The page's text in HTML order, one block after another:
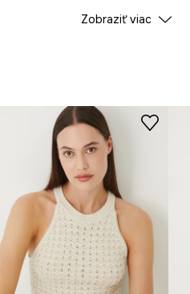
s
ID produktu
Zobraziť viac